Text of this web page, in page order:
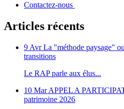
Contactez-nous
Articles récents
9 Avr La "méthode paysage"
transitions
Le RAP parle aux élus...
10 Mar APPEL A
patrimoine 2026